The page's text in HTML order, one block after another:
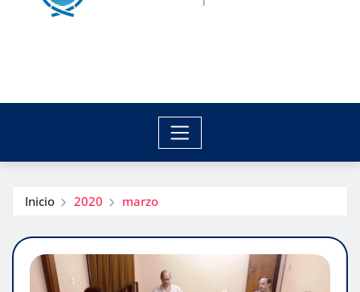
Inicio 2020 marzo